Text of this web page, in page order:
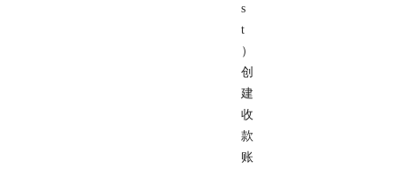
s
t
）
创
建
收
款
账